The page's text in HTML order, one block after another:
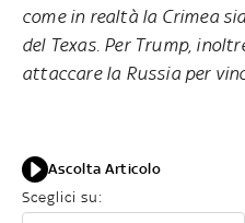
come in realtà la Crimea
del Texas. Per Trump,
attaccare la Russia per
Ascolta Articolo
Sceglici su: